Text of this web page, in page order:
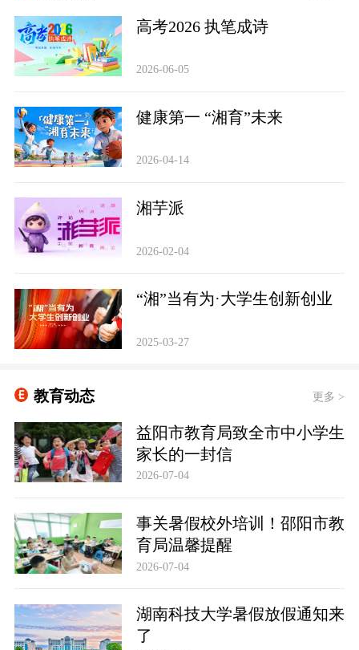
高考2026 执笔成诗
2026-06-05
健康第一 “湘育”未来
2026-04-14
‌湘芋派
2026-02-04
“湘”当有为·大学生创新创业
2025-03-27
教育动态 更多 >
益阳市教育局致全市中小学生
家长的一封信
2026-07-04
事关暑假校外培训！邵阳市教
育局温馨提醒
2026-07-04
湖南科技大学暑假放假通知来
了